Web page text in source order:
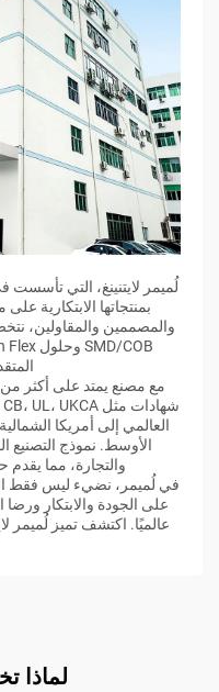
العالمي إلى أمريكا
الأوسط. نموذج التصنيع
والتجارة، مما
في لُميمر، نضيء ليس فقط
على الجودة والابتكار ورضا
عالميًا. اكتشف تميز لُميمر
لماذا